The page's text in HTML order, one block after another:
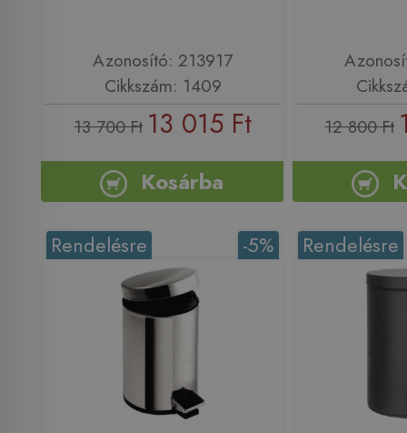
Azonosító: 213917
Cikkszám: 1409
13 700 Ft 13 015 Ft
Kosárba
12 800 Ft
-5%
Rendelésre Rendelésre